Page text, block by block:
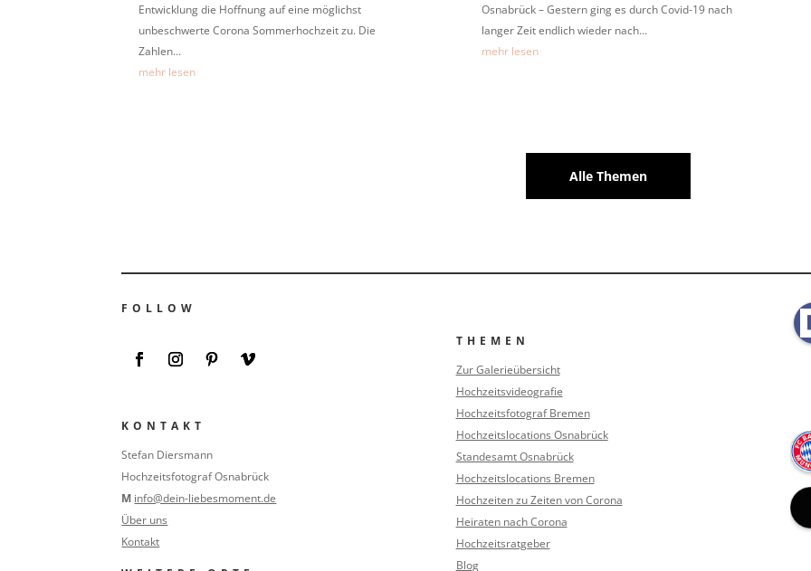
Entwicklung die Hoffnung auf eine möglichst
unbeschwerte Corona Sommerhochzeit zu. Die
Zahlen...
mehr lesen
Osnabrück – Gestern ging es durch Covid-19 nach
langer Zeit endlich wieder nach...
mehr lesen
Alle Themen
FOLLOW
KONTAKT
Stefan Diersmann
Hochzeitsfotograf Osnabrück
M info@dein-liebesmoment.de
Über uns
Kontakt
THEMEN
Zur Galerieübersicht
Hochzeitsvideografie
Hochzeitsfotograf Bremen
Hochzeitslocations Osnabrück
Standesamt Osnabrück
Hochzeitslocations Bremen
Hochzeiten zu Zeiten von Corona
Heiraten nach Corona
Hochzeitsratgeber
Blog